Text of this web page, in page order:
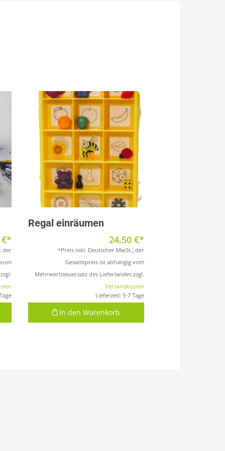
€
der
Produkt anzeigen
Regal einräumen
In den Warenkorb
24,50 €
*Preis inkl. Deutscher MwSt.; der
Gesamtpreis ist abhängig vom
Mehrwertsteuersatz des Lieferlandes zzgl.
Versandkosten
Lieferzeit: 5-7 Tage